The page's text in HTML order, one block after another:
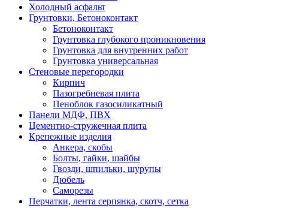
Холодный асфальт
Грунтовки, Бетоноконтакт
Бетоноконтакт
Грунтовка глубокого проникновения
Грунтовка для внутренних работ
Грунтовка универсальная
Стеновые перегородки
Кирпич
Пазогребневая плита
Пеноблок газосиликатный
Панели МДФ, ПВХ
Цементно-стружечная плита
Крепежные изделия
Анкера, скобы
Болты, гайки, шайбы
Гвозди, шпильки, шурупы
Дюбель
Саморезы
Перчатки, лента серпянка, скотч, сетка